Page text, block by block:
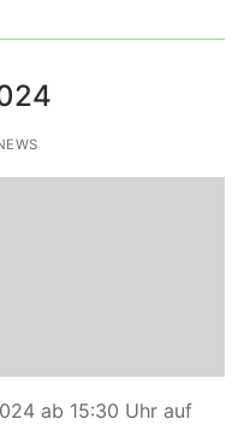
ab 15:30 Uhr auf